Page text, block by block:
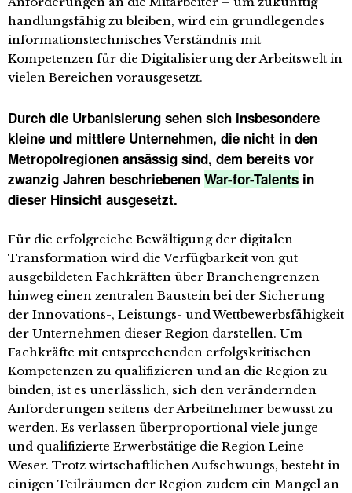
handlungsfähig zu bleiben, wird ein grundlegendes
informationstechnisches Verständnis mit
Kompetenzen für die Digitalisierung der Arbeitswelt in
vielen Bereichen vorausgesetzt.
Durch die Urbanisierung sehen sich insbesondere
kleine und mittlere Unternehmen, die nicht in den
Metropolregionen ansässig sind, dem bereits vor
zwanzig Jahren beschriebenen War-for-Talents in
dieser Hinsicht ausgesetzt.
Für die erfolgreiche Bewältigung der digitalen
Transformation wird die Verfügbarkeit von gut
ausgebildeten Fachkräften über Branchengrenzen
hinweg einen zentralen Baustein bei der Sicherung
der Innovations-, Leistungs- und Wettbewerbsfähigkeit
der Unternehmen dieser Region darstellen. Um
Fachkräfte mit entsprechenden erfolgskritischen
Kompetenzen zu qualifizieren und an die Region zu
binden, ist es unerlässlich, sich den verändernden
Anforderungen seitens der Arbeitnehmer bewusst zu
werden. Es verlassen überproportional viele junge
und qualifizierte Erwerbstätige die Region Leine-
Weser. Trotz wirtschaftlichen Aufschwungs, besteht in
einigen Teilräumen der Region zudem ein Mangel an